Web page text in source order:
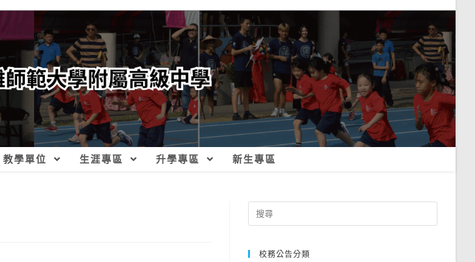
教學單位 生涯專區 升學專區 新生專區
Search
for:
校務公告分類